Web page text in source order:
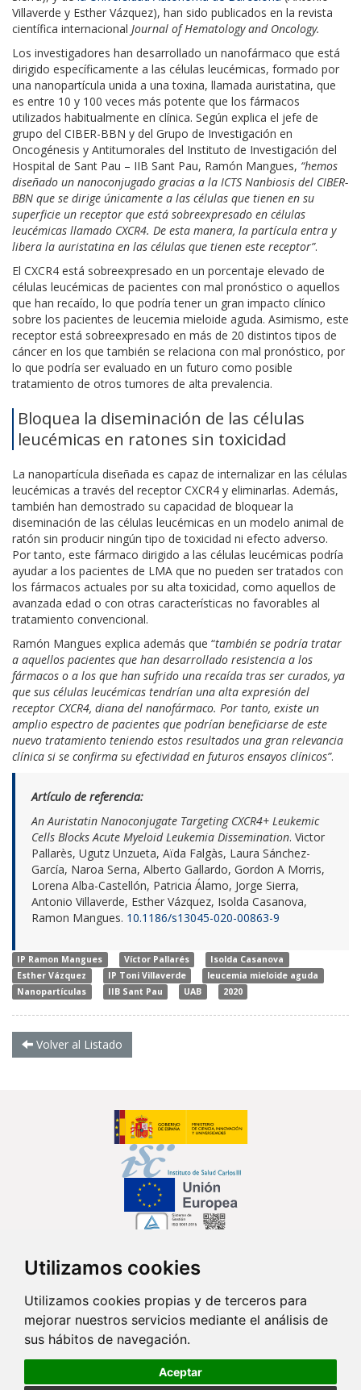
Utilizamos cookies
Utilizamos cookies propias y de terceros para
mejorar nuestros servicios mediante el análisis de
sus hábitos de navegación.
Aceptar
Villaverde y Esther Vázquez), han sido publicados en la revista
científica internacional Journal of Hematology and Oncology.
Los investigadores han desarrollado un nanofármaco que está
dirigido específicamente a las células leucémicas, formado por
una nanopartícula unida a una toxina, llamada auristatina, que
es entre 10 y 100 veces más potente que los fármacos
utilizados habitualmente en clínica. Según explica el jefe de
grupo del CIBER-BBN y del Grupo de Investigación en
Oncogénesis y Antitumorales del Instituto de Investigación del
Hospital de Sant Pau – IIB Sant Pau, Ramón Mangues, “hemos
diseñado un nanoconjugado gracias a la ICTS Nanbiosis del CIBER-
BBN que se dirige únicamente a las células que tienen en su
superficie un receptor que está sobreexpresado en células
leucémicas llamado CXCR4. De esta manera, la partícula entra y
libera la auristatina en las células que tienen este receptor”.
El CXCR4 está sobreexpresado en un porcentaje elevado de
células leucémicas de pacientes con mal pronóstico o aquellos
que han recaído, lo que podría tener un gran impacto clínico
sobre los pacientes de leucemia mieloide aguda. Asimismo, este
receptor está sobreexpresado en más de 20 distintos tipos de
cáncer en los que también se relaciona con mal pronóstico, por
lo que podría ser evaluado en un futuro como posible
tratamiento de otros tumores de alta prevalencia.
Bloquea la diseminación de las células
leucémicas en ratones sin toxicidad
La nanopartícula diseñada es capaz de internalizar en las células
leucémicas a través del receptor CXCR4 y eliminarlas. Además,
también han demostrado su capacidad de bloquear la
diseminación de las células leucémicas en un modelo animal de
ratón sin producir ningún tipo de toxicidad ni efecto adverso.
Por tanto, este fármaco dirigido a las células leucémicas podría
ayudar a los pacientes de LMA que no pueden ser tratados con
los fármacos actuales por su alta toxicidad, como aquellos de
avanzada edad o con otras características no favorables al
tratamiento convencional.
Ramón Mangues explica además que “también se podría tratar
a aquellos pacientes que han desarrollado resistencia a los
fármacos o a los que han sufrido una recaída tras ser curados, ya
que sus células leucémicas tendrían una alta expresión del
receptor CXCR4, diana del nanofármaco. Por tanto, existe un
amplio espectro de pacientes que podrían beneficiarse de este
nuevo tratamiento teniendo estos resultados una gran relevancia
clínica si se confirma su efectividad en futuros ensayos clínicos”.
Artículo de referencia:
An Auristatin Nanoconjugate Targeting CXCR4+ Leukemic
Cells Blocks Acute Myeloid Leukemia Dissemination. Victor
Pallarès, Ugutz Unzueta, Aïda Falgàs, Laura Sánchez-
García, Naroa Serna, Alberto Gallardo, Gordon A Morris,
Lorena Alba-Castellón, Patricia Álamo, Jorge Sierra,
Antonio Villaverde, Esther Vázquez, Isolda Casanova,
Ramon Mangues. 10.1186/s13045-020-00863-9
IP Ramon Mangues Víctor Pallarés
Isolda Casanova
Esther Vázquez
IP Toni Villaverde
leucemia mieloide aguda
Nanopartículas
IIB Sant Pau UAB 2020
Volver al Listado
Síguenos en...
Contacto
Av. Monforte de Lemos, 3-5. Pabellón 11. Planta 0 28029 Madrid
info@ciberisciii.es